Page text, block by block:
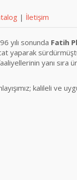
| İletişim
yılı sonunda Fatih
yaparak
yanı sıra
kalileli ve